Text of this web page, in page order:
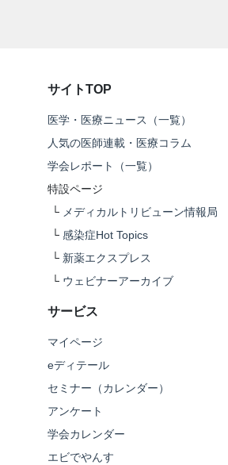
サイトTOP
医学・医療ニュース（一覧）
人気の医師連載・医療コラム
学会レポート（一覧）
特設ページ
└ メディカルトリビューン情報局
└ 感染症Hot Topics
└ 新薬エクスプレス
└ ウェビナーアーカイブ
サービス
マイページ
eディテール
セミナー（カレンダー）
アンケート
学会カレンダー
エビでやんす